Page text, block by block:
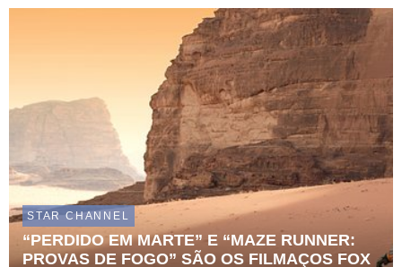
papel de Kensi Blye. A atriz de 37 anos est...
STAR CHANNEL
“PERDIDO EM MARTE” E “MAZE RUNNER:
PROVAS DE FOGO” SÃO OS FILMAÇOS FOX